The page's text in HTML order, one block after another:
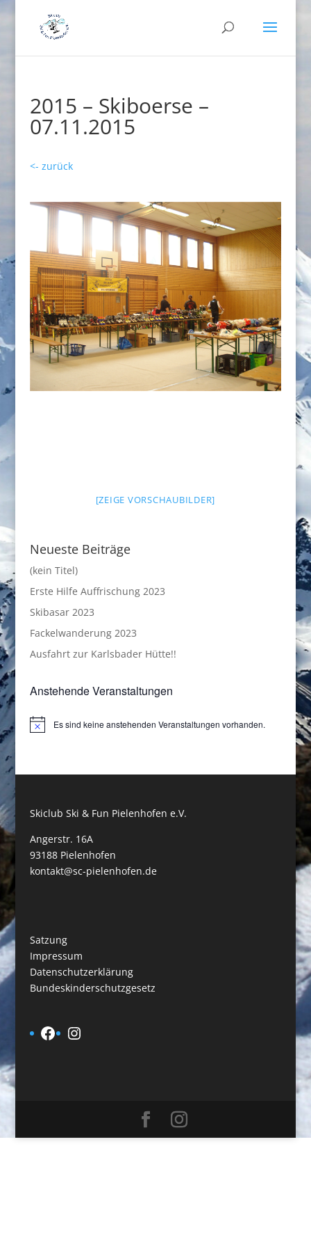
2015 – Skiboerse –
07.11.2015
<- zurück
[ZEIGE VORSCHAUBILDER]
Neueste Beiträge
(kein Titel)
Erste Hilfe Auffrischung 2023
Skibasar 2023
Fackelwanderung 2023
Ausfahrt zur Karlsbader Hütte!!
Anstehende Veranstaltungen
HinweisEs sind keine anstehenden Veranstaltungen vorhanden.
Skiclub Ski & Fun Pielenhofen e.V.
Angerstr. 16A
93188 Pielenhofen
kontakt@sc-pielenhofen.de
Satzung
Impressum
Datenschutzerklärung
Bundeskinderschutzgesetz
Facebook
Instagram